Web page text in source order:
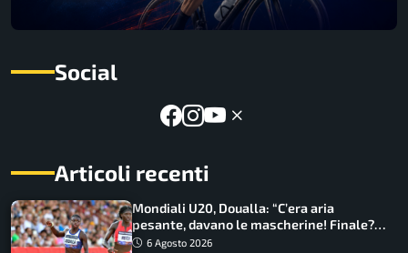
Social
Articoli recenti
Mondiali U20, Doualla: “C’era aria
pesante, davano le mascherine! Finale?
Non ho nulla da perdere”
6 Agosto 2026